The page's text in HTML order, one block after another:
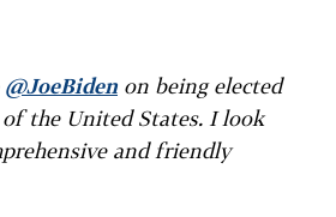
@JoeBiden on being elected
the United States. I look
and friendly